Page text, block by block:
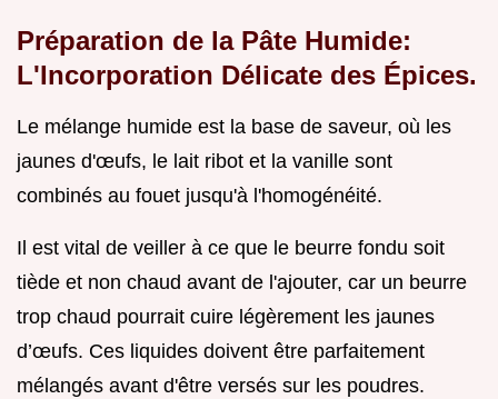
Préparation de la Pâte Humide:
L'Incorporation Délicate des Épices.
Le mélange humide est la base de saveur, où les
jaunes d'œufs, le lait ribot et la vanille sont
combinés au fouet jusqu'à l'homogénéité.
Il est vital de veiller à ce que le beurre fondu soit
tiède et non chaud avant de l'ajouter, car un beurre
trop chaud pourrait cuire légèrement les jaunes
d’œufs. Ces liquides doivent être parfaitement
mélangés avant d'être versés sur les poudres.